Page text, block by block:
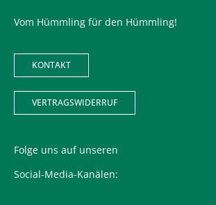
Vom Hümmling für den Hümmling!
KONTAKT
VERTRAGSWIDERRUF
Folge uns auf unseren
Social-Media-Kanälen: